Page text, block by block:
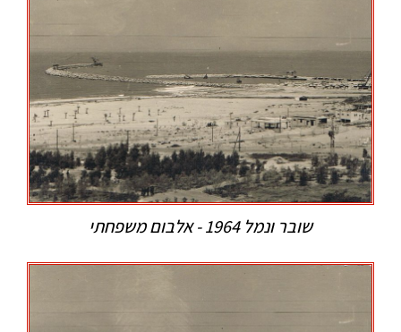
שובר ונמל 1964 - אלבום משפחתי